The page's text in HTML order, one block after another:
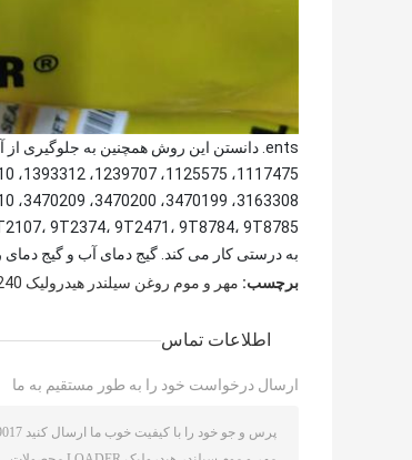
به درستی کار می کند. گیج دمای آب و گیج
برچسب: مهر و موم روغن سیلندر هیدرولیک ZAX240
اطلاعات تماس
ارسال درخواست خود را به طور مستقیم به ما